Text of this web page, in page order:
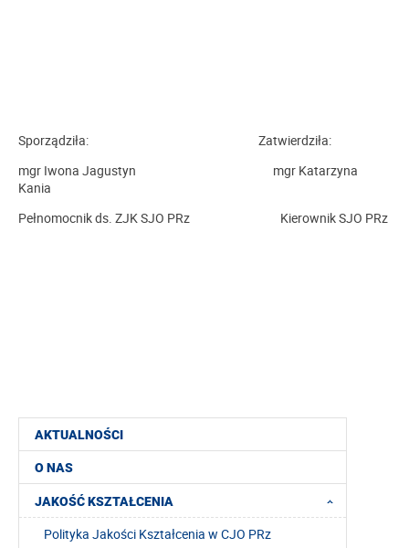
AKTUALNOŚCI
O NAS
JAKOŚĆ KSZTAŁCENIA
Polityka Jakości Kształcenia w CJO PRz
Sporządziła: Zatwierdziła:
mgr Iwona Jagustyn mgr Katarzyna
Kania
Pełnomocnik ds. ZJK SJO PRz Kierownik SJO PRz